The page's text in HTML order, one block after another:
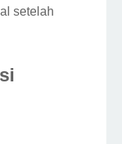
setelah